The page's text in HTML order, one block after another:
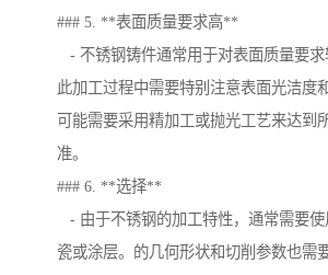
### 5. **表面质量要求高**
- 不锈钢铸件通常用于对表面质量要求
此加工过程中需要特别注意表面光洁度
可能需要采用精加工或抛光工艺来达到
准。
### 6. **选择**
- 由于不锈钢的加工特性，通常需要
瓷或涂层。的几何形状和切削参数也需